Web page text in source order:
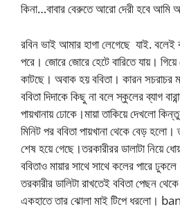
কিনা…বাবার বেরুতে আরো দেরী হবে আমি
রবিন ভাই আমার হাগা লেগেছে যাই. বলেই
পরে। জোরে জোরে হেটে বারিতে যায়। গিয়ে
কাটছে। অবাক হয় ববিতা। কারন সচরাচর
ববিতা দিদাকে কিছু না বলে স্কুলের ব্যাগ
পায়খানায় ঢোকে।মায়া তাকিয়ে দেখলো
মিনিট পর ববিতা পায়খানা থেকে বেড় হলো।
শেষ হয়ে গেছে।তরকারীরর ডালাটা নিয়ে
ববিতাও মায়ার সাথে সাথে কলের পারে
তরকারীর ডালিটা রাখতেই ববিতা পেছন
একহাতে তার ঝোলা মাই টিপে